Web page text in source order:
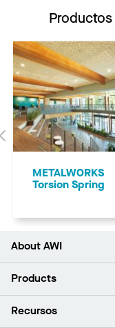
Anterior
METALWORKS
Torsion Spring
About AWI
Acerca de nosotros
Sala de prensa
Products
Plafones
Recursos